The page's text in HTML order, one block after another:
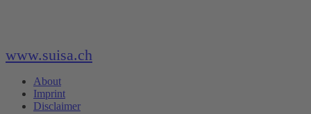
www.suisa.ch
About
Imprint
Disclaimer